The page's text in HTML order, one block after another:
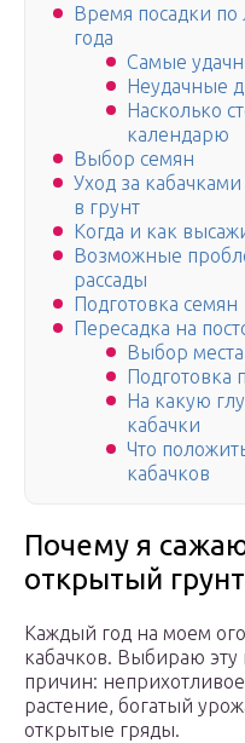
Время посадки
года
Самые
Неудачные
Насколько
календарю
Выбор семян
Уход за
в грунт
Когда и как
Возможные
рассады
Подготовка семян
Пересадка на
Выбор
Подготовка
На какую
кабачки
Что
кабачков
Почему я
открытый грунт
Каждый год на моем
кабачков. Выбираю эту
причин:
растение, богатый
открытые гряды.